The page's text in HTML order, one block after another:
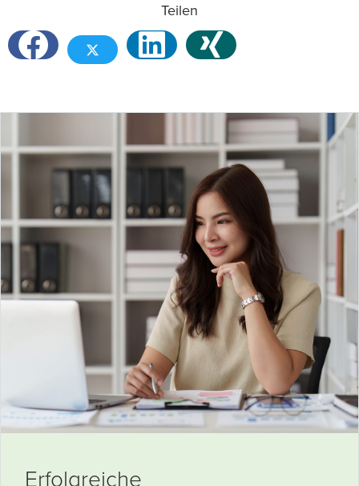
Teilen
Erfolgreiche